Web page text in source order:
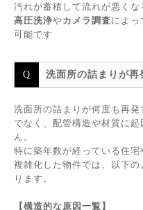
汚れが蓄積して流れが悪くな
高圧洗浄やカメラ調査によっ
可能です
洗面所の詰まりが再
洗面所の詰まりが何度も再
でなく、配管構造や材質に
ん。
特に築年数が経っている住
複雑化した物件では、以下
ります。
【構造的な原因一覧】